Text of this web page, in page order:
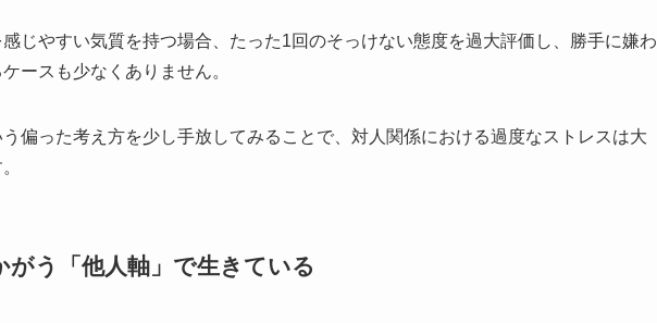
じやすい気質を持つ場合、たった1回のそっけない態度を過大評価し、勝手に嫌わ
ースも少なくありません。
偏った考え方を少し手放してみることで、対人関係における過度なストレスは大
う「他人軸」で生きている